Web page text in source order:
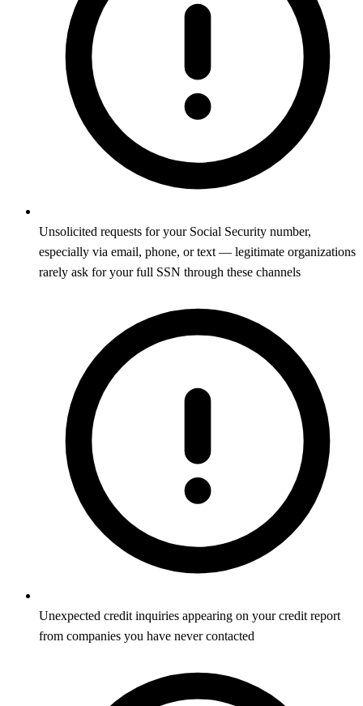
Unsolicited requests for your Social Security number,
especially via email, phone, or text — legitimate organizations
rarely ask for your full SSN through these channels
Unexpected credit inquiries appearing on your credit report
from companies you have never contacted